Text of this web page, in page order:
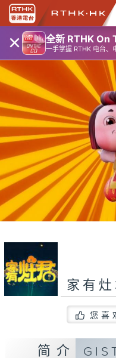
× 全新 RTHK On
一手掌握 RTHK 电台、
家有灶
您喜
简介